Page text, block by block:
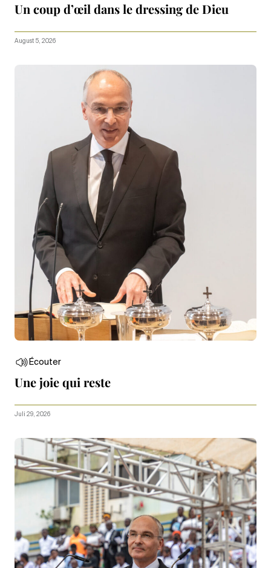
Un coup d’œil dans le dressing de Dieu
August 5, 2026
Écouter
Une joie qui reste
Juli 29, 2026